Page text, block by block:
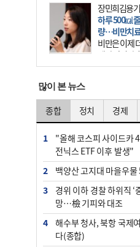
장민희김용
하루 500㎉
량…비만치
비만은 이제
제가 아니다
하고 치료와
많이 본 뉴스
종합 정치 경제
1
"올해 코스피 사이드카
전닉스 ETF 이후 발생"
2
백양산 고지대 마을우
3
경위 이하 경찰 하위직 ‘
망…檢 기피와 대조
4
해수부 청사, 북항 국제
다(종합)